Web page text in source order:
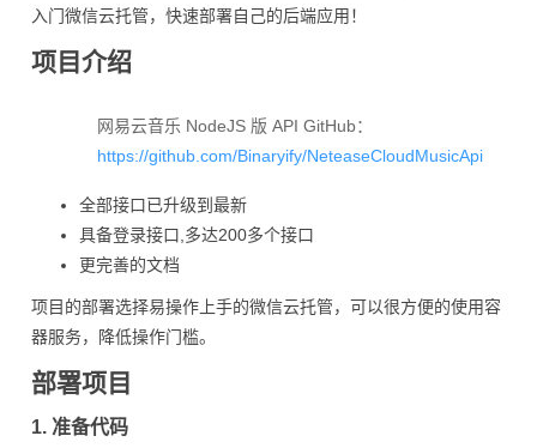
入门微信云托管，快速部署自己的后端应用！
项目介绍
网易云音乐 NodeJS 版 API GitHub：
https://github.com/Binaryify/NeteaseCloudMusicApi
全部接口已升级到最新
具备登录接口,多达200多个接口
更完善的文档
项目的部署选择易操作上手的微信云托管，可以很方便的使用容
器服务，降低操作门槛。
部署项目
1. 准备代码